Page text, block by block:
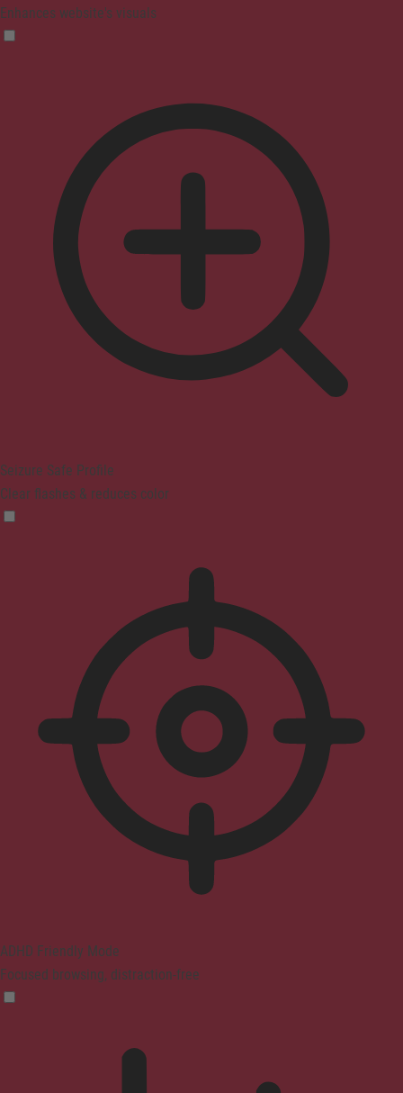
Enhances website's visuals
Seizure Safe Profile
Clear flashes & reduces color
ADHD Friendly Mode
Focused browsing, distraction-free